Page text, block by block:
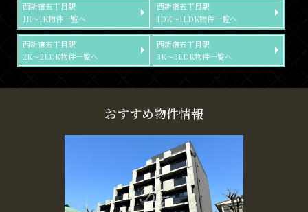
西新宿五丁目駅
1R～1K物件一覧へ
西新宿五丁目駅
1DK～1LDK物件一覧へ
西新宿五丁目駅
2K～2LDK物件一覧へ
西新宿五丁目駅
3K～3LDK物件一覧へ
おすすめ物件情報